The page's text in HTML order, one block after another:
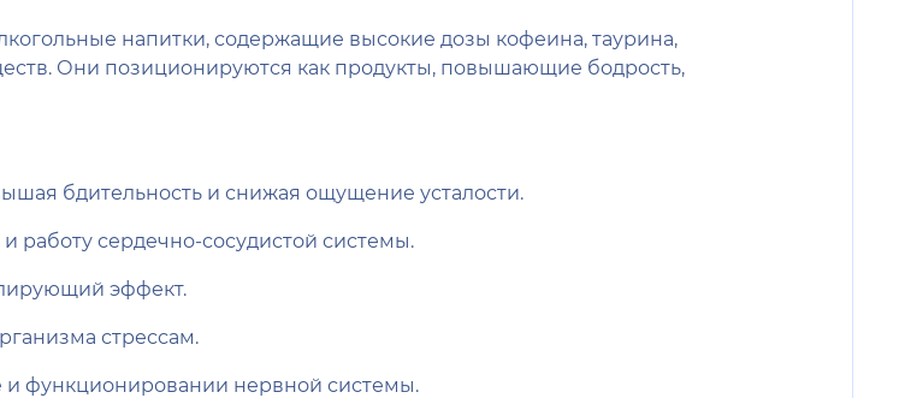
напитки, содержащие высокие дозы кофеина, таурина,
Они позиционируются как продукты, повышающие бодрость,
бдительность и снижая ощущение усталости.
сердечно-сосудистой системы.
эффект.
стрессам.
и функционировании нервной системы.